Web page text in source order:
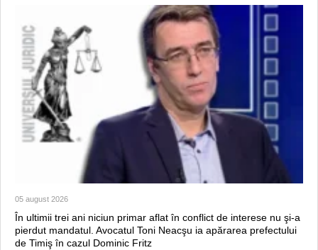
05 august 2026
În ultimii trei ani niciun primar aflat în conflict de interese nu şi-a
pierdut mandatul. Avocatul Toni Neacşu ia apărarea prefectului
de Timiş în cazul Dominic Fritz